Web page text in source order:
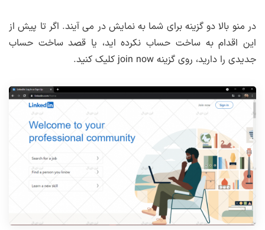
در منو بالا دو گزینه برای شما به نمایش در می آیند. اگر تا پیش از
این اقدام به ساخت حساب نکرده اید، یا قصد ساخت حساب
جدیدی را دارید، روی گزینه join now کلیک کنید.